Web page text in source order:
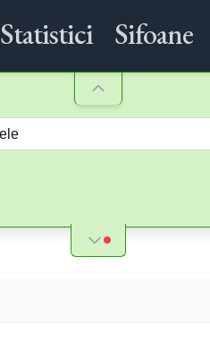
Statistici Sifoane